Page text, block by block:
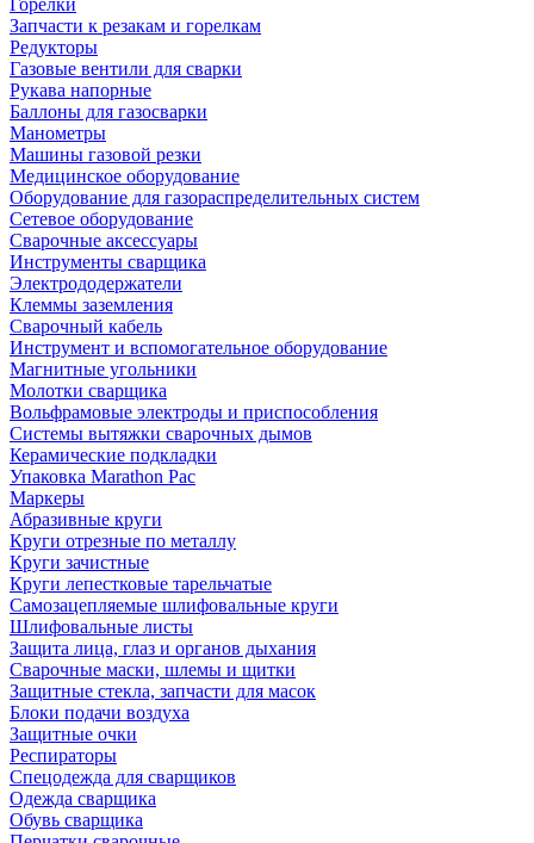
Горелки
Запчасти к резакам и горелкам
Редукторы
Газовые вентили для сварки
Рукава напорные
Баллоны для газосварки
Манометры
Машины газовой резки
Медицинское оборудование
Оборудование для газораспределительных систем
Сетевое оборудование
Сварочные аксессуары
Инструменты сварщика
Электрододержатели
Клеммы заземления
Сварочный кабель
Инструмент и вспомогательное оборудование
Магнитные угольники
Молотки сварщика
Вольфрамовые электроды и приспособления
Системы вытяжки сварочных дымов
Керамические подкладки
Упаковка Marathon Pac
Маркеры
Абразивные круги
Круги отрезные по металлу
Круги зачистные
Круги лепестковые тарельчатые
Самозацепляемые шлифовальные круги
Шлифовальные листы
Защита лица, глаз и органов дыхания
Сварочные маски, шлемы и щитки
Защитные стекла, запчасти для масок
Блоки подачи воздуха
Защитные очки
Респираторы
Спецодежда для сварщиков
Одежда сварщика
Обувь сварщика